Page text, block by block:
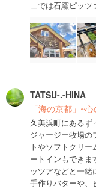
ェでは石窯ピッツ
TATSU-.-HINA
「海の京都」~
久美浜町にある
ジャージー牧場の
トやソフトクリ
ートインもでき
ッツアなどと一緒
手作りバターや、